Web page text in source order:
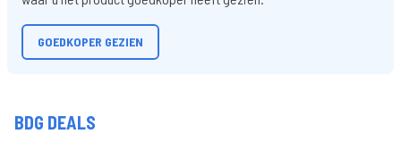
GOEDKOPER GEZIEN
BDG DEALS